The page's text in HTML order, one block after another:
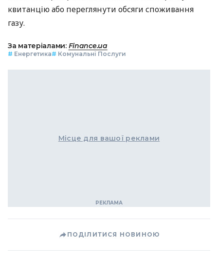
квитанцію або переглянути обсяги споживання
газу.
За матеріалами: Finance.ua
# Енергетика# Комунальні Послуги
Місце для вашої реклами
ПОДІЛИТИСЯ НОВИНОЮ